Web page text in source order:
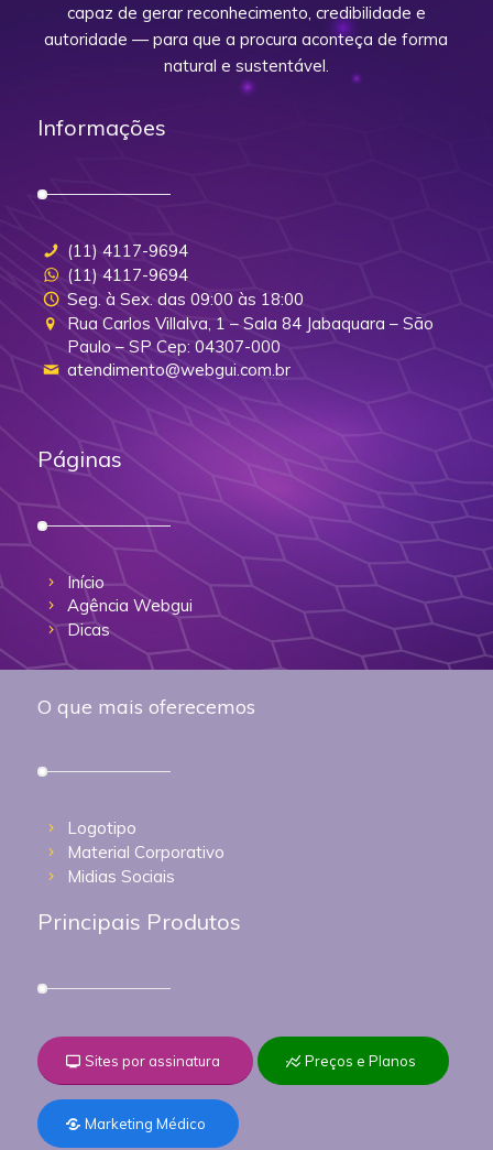
capaz de gerar reconhecimento, credibilidade e
autoridade — para que a procura aconteça de forma
natural e sustentável.
Informações
(11) 4117-9694
(11) 4117-9694
Seg. à Sex. das 09:00 às 18:00
Rua Carlos Villalva, 1 – Sala 84 Jabaquara – São
Paulo – SP Cep: 04307-000
atendimento@webgui.com.br
Páginas
Início
Agência Webgui
Dicas
O que mais oferecemos
Logotipo
Material Corporativo
Midias Sociais
Principais Produtos
Sites por assinatura Preços e Planos
Marketing Médico